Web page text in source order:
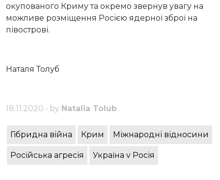
окупованого Криму та окремо звернув увагу на
можливе розміщення Росією ядерної зброї на
півострові.
Наталя Толуб
18.11.2020 • by Natalia Tolub
Гібридна війна Крим Міжнародні відносини
Російська агресія Україна v Росія